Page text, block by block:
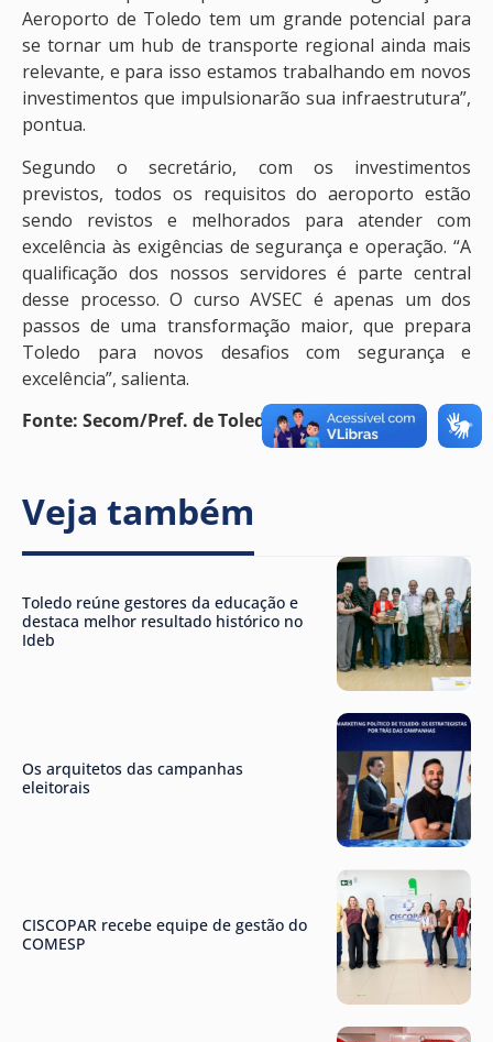
Aeroporto de Toledo tem um grande potencial para
se tornar um hub de transporte regional ainda mais
relevante, e para isso estamos trabalhando em novos
investimentos que impulsionarão sua infraestrutura”,
pontua.
Segundo o secretário, com os investimentos
previstos, todos os requisitos do aeroporto estão
sendo revistos e melhorados para atender com
excelência às exigências de segurança e operação. “A
qualificação dos nossos servidores é parte central
desse processo. O curso AVSEC é apenas um dos
passos de uma transformação maior, que prepara
Toledo para novos desafios com segurança e
excelência”, salienta.
Fonte: Secom/Pref. de Toledo
Veja também
Toledo reúne gestores da educação e
destaca melhor resultado histórico no
Ideb
Os arquitetos das campanhas
eleitorais
CISCOPAR recebe equipe de gestão do
COMESP